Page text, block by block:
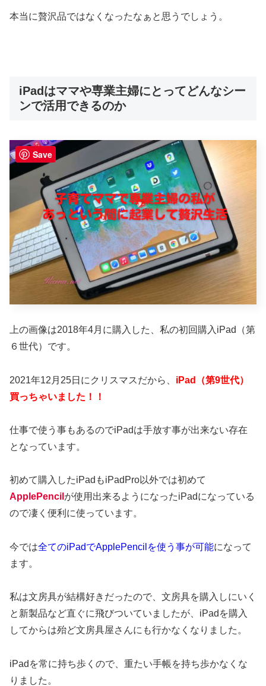
本当に贅沢品ではなくなったなぁと思うでしょう。
iPadはママや専業主婦にとってどんなシー
ンで活用できるのか
上の画像は2018年4月に購入した、私の初回購入iPad（第
６世代）です。
2021年12月25日にクリスマスだから、 iPad（第9世代）
買っちゃいました！！
仕事で使う事もあるのでiPadは手放す事が出来ない存在
となっています。
初めて購入したiPadもiPadPro以外では初めて
ApplePencil が使用出来るようになったiPadになっている
ので凄く便利に使っています。
今では全てのiPadでApplePencilを使う事が可能になって
ます。
私は文房具が結構好きだったので、文房具を購入しにいく
と新製品など直ぐに飛びついていましたが、iPadを購入
してからは殆ど文房具屋さんにも行かなくなりました。
iPadを常に持ち歩くので、重たい手帳を持ち歩かなくな
りました。
Save